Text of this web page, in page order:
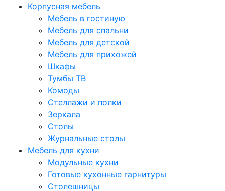
Корпусная мебель
Мебель в гостиную
Мебель для спальни
Мебель для детской
Мебель для прихожей
Шкафы
Тумбы ТВ
Комоды
Стеллажи и полки
Зеркала
Столы
Журнальные столы
Мебель для кухни
Модульные кухни
Готовые кухонные гарнитуры
Столешницы